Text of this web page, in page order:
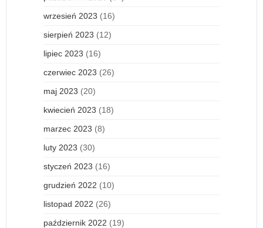
wrzesień 2023 (16)
sierpień 2023 (12)
lipiec 2023 (16)
czerwiec 2023 (26)
maj 2023 (20)
kwiecień 2023 (18)
marzec 2023 (8)
luty 2023 (30)
styczeń 2023 (16)
grudzień 2022 (10)
listopad 2022 (26)
październik 2022 (19)